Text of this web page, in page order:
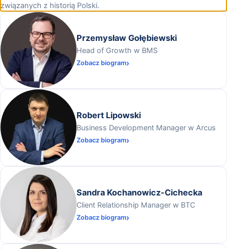
związanych z historią Polski.
Przemysław Gołębiewski
Head of Growth w BMS
Zobacz biogram
Robert Lipowski
Business Development Manager w Arcus
Zobacz biogram
Sandra Kochanowicz-Cichecka
Client Relationship Manager w BTC
Zobacz biogram